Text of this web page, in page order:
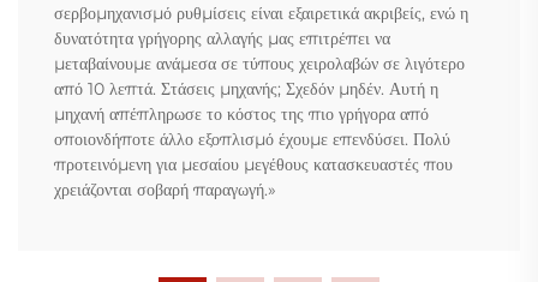
σερβομηχανισμό ρυθμίσεις είναι εξαιρετικά ακριβείς, ενώ η
δυνατότητα γρήγορης αλλαγής μας επιτρέπει να
μεταβαίνουμε ανάμεσα σε τύπους χειρολαβών σε λιγότερο
από 10 λεπτά. Στάσεις μηχανής; Σχεδόν μηδέν. Αυτή η
μηχανή απέπληρωσε το κόστος της πιο γρήγορα από
οποιονδήποτε άλλο εξοπλισμό έχουμε επενδύσει. Πολύ
προτεινόμενη για μεσαίου μεγέθους κατασκευαστές που
χρειάζονται σοβαρή παραγωγή.»